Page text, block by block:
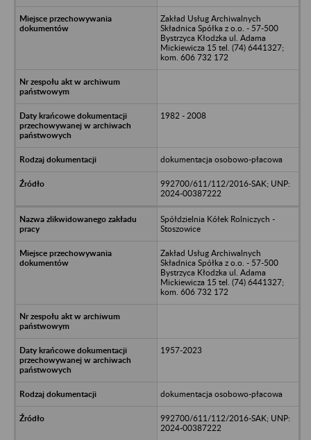
Zakład Usług Archiwalnych
Składnica Spółka z o.o. - 57-500
Bystrzyca Kłodzka ul. Adama
Mickiewicza 15 tel. (74) 6441327;
kom. 606 732 172
1982 - 2008
dokumentacja osobowo-płacowa
992700/611/112/2016-SAK; UNP:
2024-00387222
Spółdzielnia Kółek Rolniczych -
Stoszowice
Zakład Usług Archiwalnych
Składnica Spółka z o.o. - 57-500
Bystrzyca Kłodzka ul. Adama
Mickiewicza 15 tel. (74) 6441327;
kom. 606 732 172
1957-2023
dokumentacja osobowo-płacowa
992700/611/112/2016-SAK; UNP:
2024-00387222